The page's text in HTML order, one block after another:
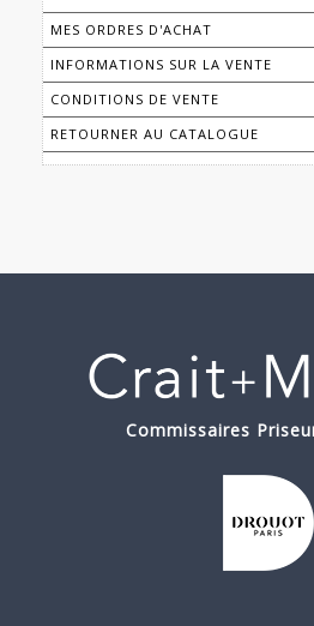
MES ORDRES D'ACHAT
INFORMATIONS SUR LA VENTE
CONDITIONS DE VENTE
RETOURNER AU CATALOGUE
Commissaires